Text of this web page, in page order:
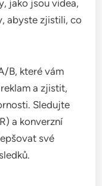
zájmů nebo
přizpůsobit
cílit na
analytické
s vaším
kanálů pro
e-mailové